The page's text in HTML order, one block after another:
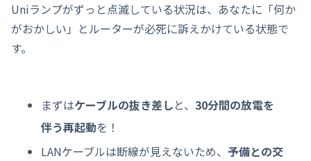
Uniランプがずっと点滅している状況は、あなたに「何か
がおかしい」とルーターが必死に訴えかけている状態で
す。
まずはケーブルの抜き差しと、30分間の放電を
伴う再起動を！
LANケーブルは断線が見えないため、予備との交